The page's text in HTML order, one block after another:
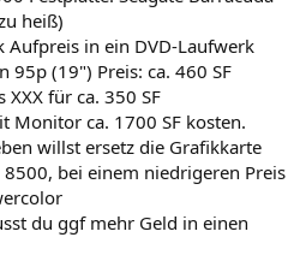
heiß)
Aufpreis in ein DVD-Laufwerk
95p (19") Preis: ca. 460 SF
für ca. 350 SF
Monitor ca. 1700 SF kosten.
willst ersetz die Grafikkarte
bei einem niedrigeren Preis
du ggf mehr Geld in einen